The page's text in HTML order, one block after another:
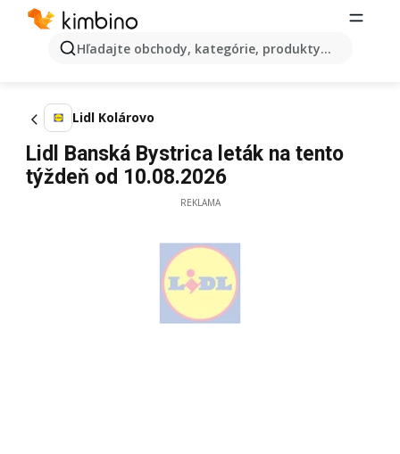
Hľadajte obchody, kategórie, produkty...
Lidl Kolárovo
Lidl Banská Bystrica leták na tento
týždeň od 10.08.2026
REKLAMA